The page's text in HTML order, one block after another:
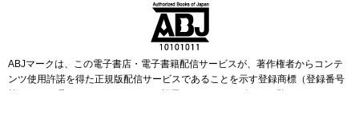
ABJマークは、この電子書店・電子書籍配信サービスが、著作権者からコンテ
ンツ使用許諾を得た正規版配信サービスであることを示す登録商標（登録番号
第6091713号）です。ABJマークを掲示しているサービスの一覧は